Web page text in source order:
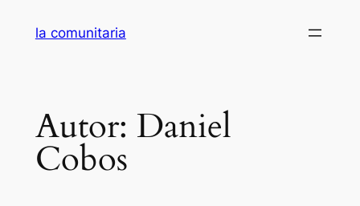
la comunitaria
Autor: Daniel
Cobos